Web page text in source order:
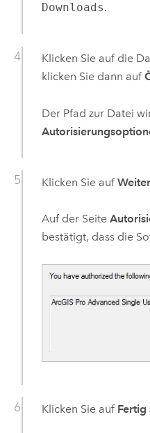
Downloads.
Klicken Sie auf die
klicken Sie dann auf
Der Pfad zur Datei
Klicken Sie auf Weiter
Auf der Seite
bestätigt, dass die
Klicken Sie auf Fertig